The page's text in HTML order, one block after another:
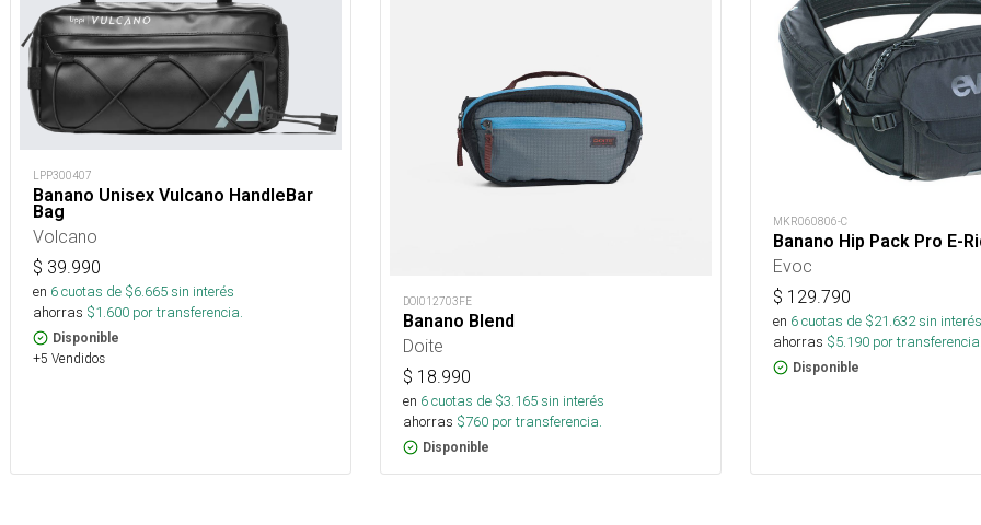
LPP300407
Banano Unisex Vulcano HandleBar
Bag
Volcano
$ 39.990
en 6cuotas de $6.665sin interés
ahorras $1.600 por transferencia.
Disponible
+5 Vendidos
DOI012703FE
Banano Blend
Doite
$ 18.990
en 6cuotas de $3.165sin interés
ahorras $760 por transferencia.
Disponible
MKR060806-C
Banano Hip Pack Pro E-
Evoc
$ 129.790
en 6cuotas de $21.632sin interés
ahorras $5.190 por
Disponible